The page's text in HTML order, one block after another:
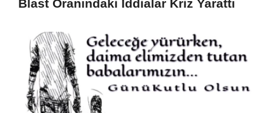
Blast Oranındaki İddialar Kriz Yarattı